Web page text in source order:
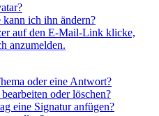
ich ihn ändern?
auf den E-Mail-Link klicke,
anzumelden.
oder eine Antwort?
oder löschen?
eine Signatur anfügen?